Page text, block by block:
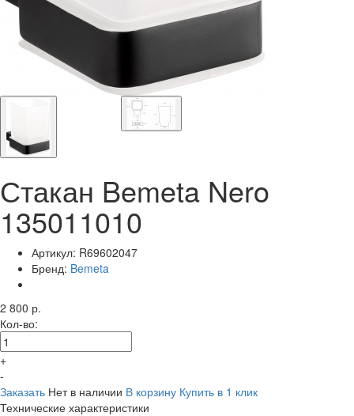
Стакан Bemeta Nero
135011010
Артикул: R69602047
Бренд: Bemeta
2 800 р.
Кол-во:
+
-
Заказать Нет в наличии В корзину Купить в 1 клик
Технические характеристики